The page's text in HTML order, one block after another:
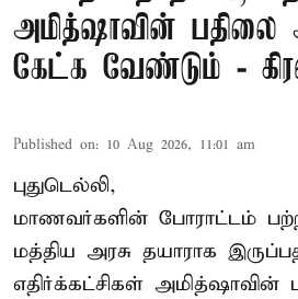
அமித்ஷாவின் பதிலை
கேட்க வேண்டும் -
Published on: 10 Aug 2026, 11:01 am
புதுடெல்லி,
மாணவர்களின் போராட்டம்
மத்திய அரசு தயாராக
எதிர்க்கட்சிகள் அமித்ஷாவின்